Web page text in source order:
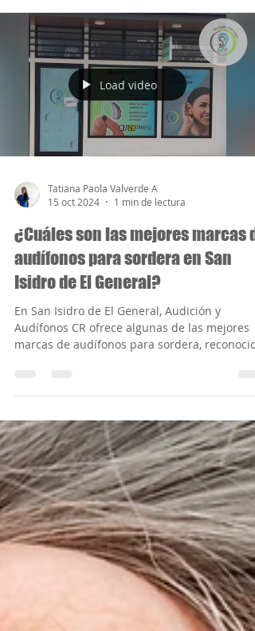
Audiometría en San Isidro del El
General, Costa Rica
La audiometría es una prueba clave para
evaluar la capacidad auditiva y detectar
cualquier tipo de pérdida auditiva. En San
Isidro del...
Load video
Tatiana Paola Valverde A
¿Cuáles son las mejores marcas
audífonos para sordera en San
Isidro de El General?
En San Isidro de El General, Audición y
Audífonos CR ofrece algunas de las mejores
marcas de audífonos para sordera,
por su...